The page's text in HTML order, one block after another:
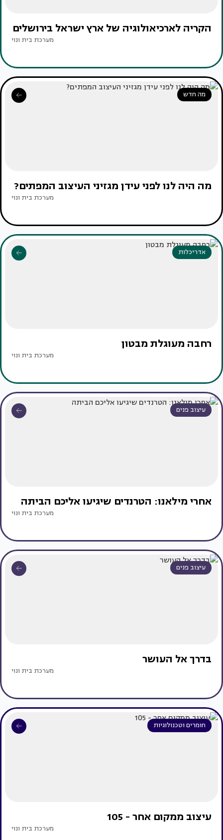
הקריה לארכיאולוגיה של ארץ ישראל בירושלים
מערכת בית ונוי
מה חדש
מה היה לנו לפני עידן מגזיני העיצוב המפתים?
מערכת בית ונוי
אדריכלות
רחבה מעוגלת מבטון
מערכת בית ונוי
עיצוב פנים
אחרי מילאנו: הטרנדים שיגיעו אליכם הביתה
מערכת בית ונוי
עיצוב פנים
בדרך אל העושר
מערכת בית ונוי
חומרים וטכנולוגיות
עיצוב ממקום אחר - 105
מערכת בית ונוי